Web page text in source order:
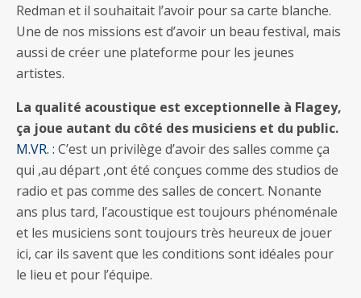
Redman et il souhaitait l’avoir pour sa carte blanche.
Une de nos missions est d’avoir un beau festival, mais
aussi de créer une plateforme pour les jeunes
artistes.
La qualité acoustique est exceptionnelle à Flagey,
ça joue autant du côté des musiciens et du public.
M.VR. : C’est un privilège d’avoir des salles comme ça
qui ,au départ ,ont été conçues comme des studios de
radio et pas comme des salles de concert. Nonante
ans plus tard, l’acoustique est toujours phénoménale
et les musiciens sont toujours très heureux de jouer
ici, car ils savent que les conditions sont idéales pour
le lieu et pour l’équipe.